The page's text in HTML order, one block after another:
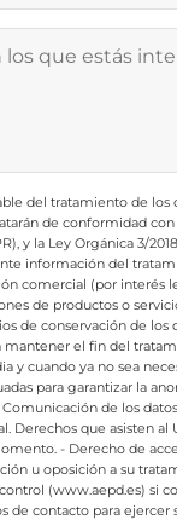
del tratamiento de
de conformidad
y la Ley Orgánica 3/
información del
comercial (por interés
de productos o
de conservación de los
el fin del
y cuando ya no sea
para garantizar la
Comunicación de los
Derechos que asisten al
- Derecho de
u oposición a su
(www.aepd.es) si
de contacto para ejercer